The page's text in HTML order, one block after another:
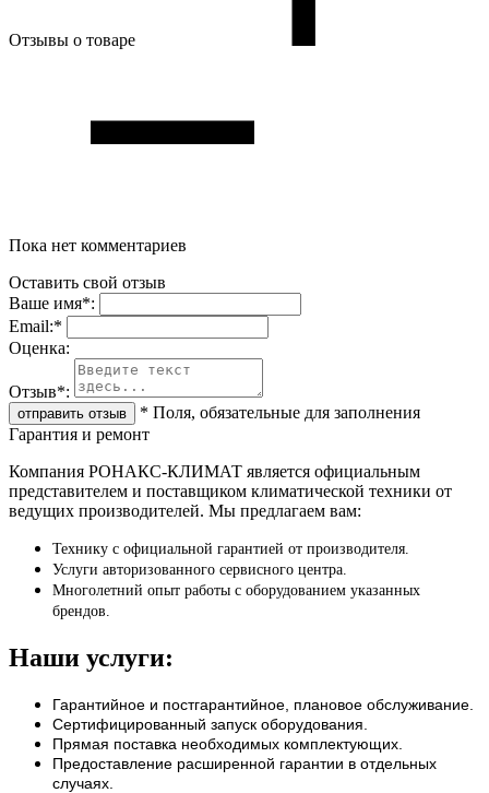
Отзывы о товаре
Пока нет комментариев
Оставить свой отзыв
Ваше имя*:
Email:*
Oценка:
Отзыв*:
* Поля, обязательные для заполнения
Гарантия и ремонт
Компания РОНАКС-КЛИМАТ является официальным
представителем и поставщиком климатической техники от
ведущих производителей. Мы предлагаем вам:
Технику с официальной гарантией от производителя.
Услуги авторизованного сервисного центра.
Многолетний опыт работы с оборудованием указанных
брендов.
Наши услуги:
Гарантийное и постгарантийное, плановое обслуживание.
Сертифицированный запуск оборудования.
Прямая поставка необходимых комплектующих.
Предоставление расширенной гарантии в отдельных
случаях.